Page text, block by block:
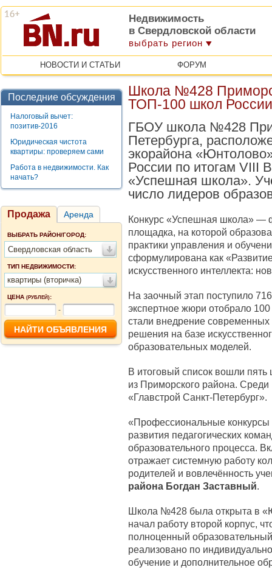
Недвижимость
в Свердловской области
выбрать регион
НОВОСТИ И СТАТЬИ ФОРУМ
Последние обсуждения
Налоговый вычет:
позитив-2016
Юридическая чистота
квартиры: проверяем сами
Работа в недвижимости. Как
начать?
Продажа Аренда
ВЫБРАТЬ РАЙОН/ГОРОД:
Свердловская область
ТИП НЕДВИЖИМОСТИ:
квартиры (вторичка)
ЦЕНА (РУБЛЕЙ):
-
Школа №428
ТОП-100 школ России
ГБОУ школа №428
Петербурга,
экорайона
России по итогам VIII
«Успешная школа».
число лидеров
Конкурс «Успешная школа» —
площадка, на которой
практики управления и
сформулирована как
искусственного интеллекта:
На заочный этап поступило
экспертное жюри отобрало
стали внедрение современных
решения на базе
образовательных моделей.
В итоговый список вошли пять
из Приморского района.
«Главстрой Санкт-Петербург».
«Профессиональные
развития педагогических
образовательного процесса.
отражает системную работу
родителей и вовлечённость
района Богдан Заставный.
Школа №428 была открыта в
начал работу второй корпус,
полноценный
реализовано по
обучение и дополнительное